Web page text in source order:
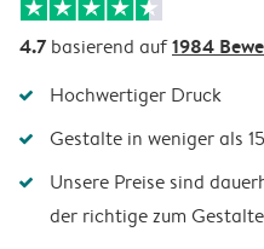
4.7 basierend auf1984
Hochwertiger Druck
Gestalte in weniger als
Unsere Preise sind
der richtige zum